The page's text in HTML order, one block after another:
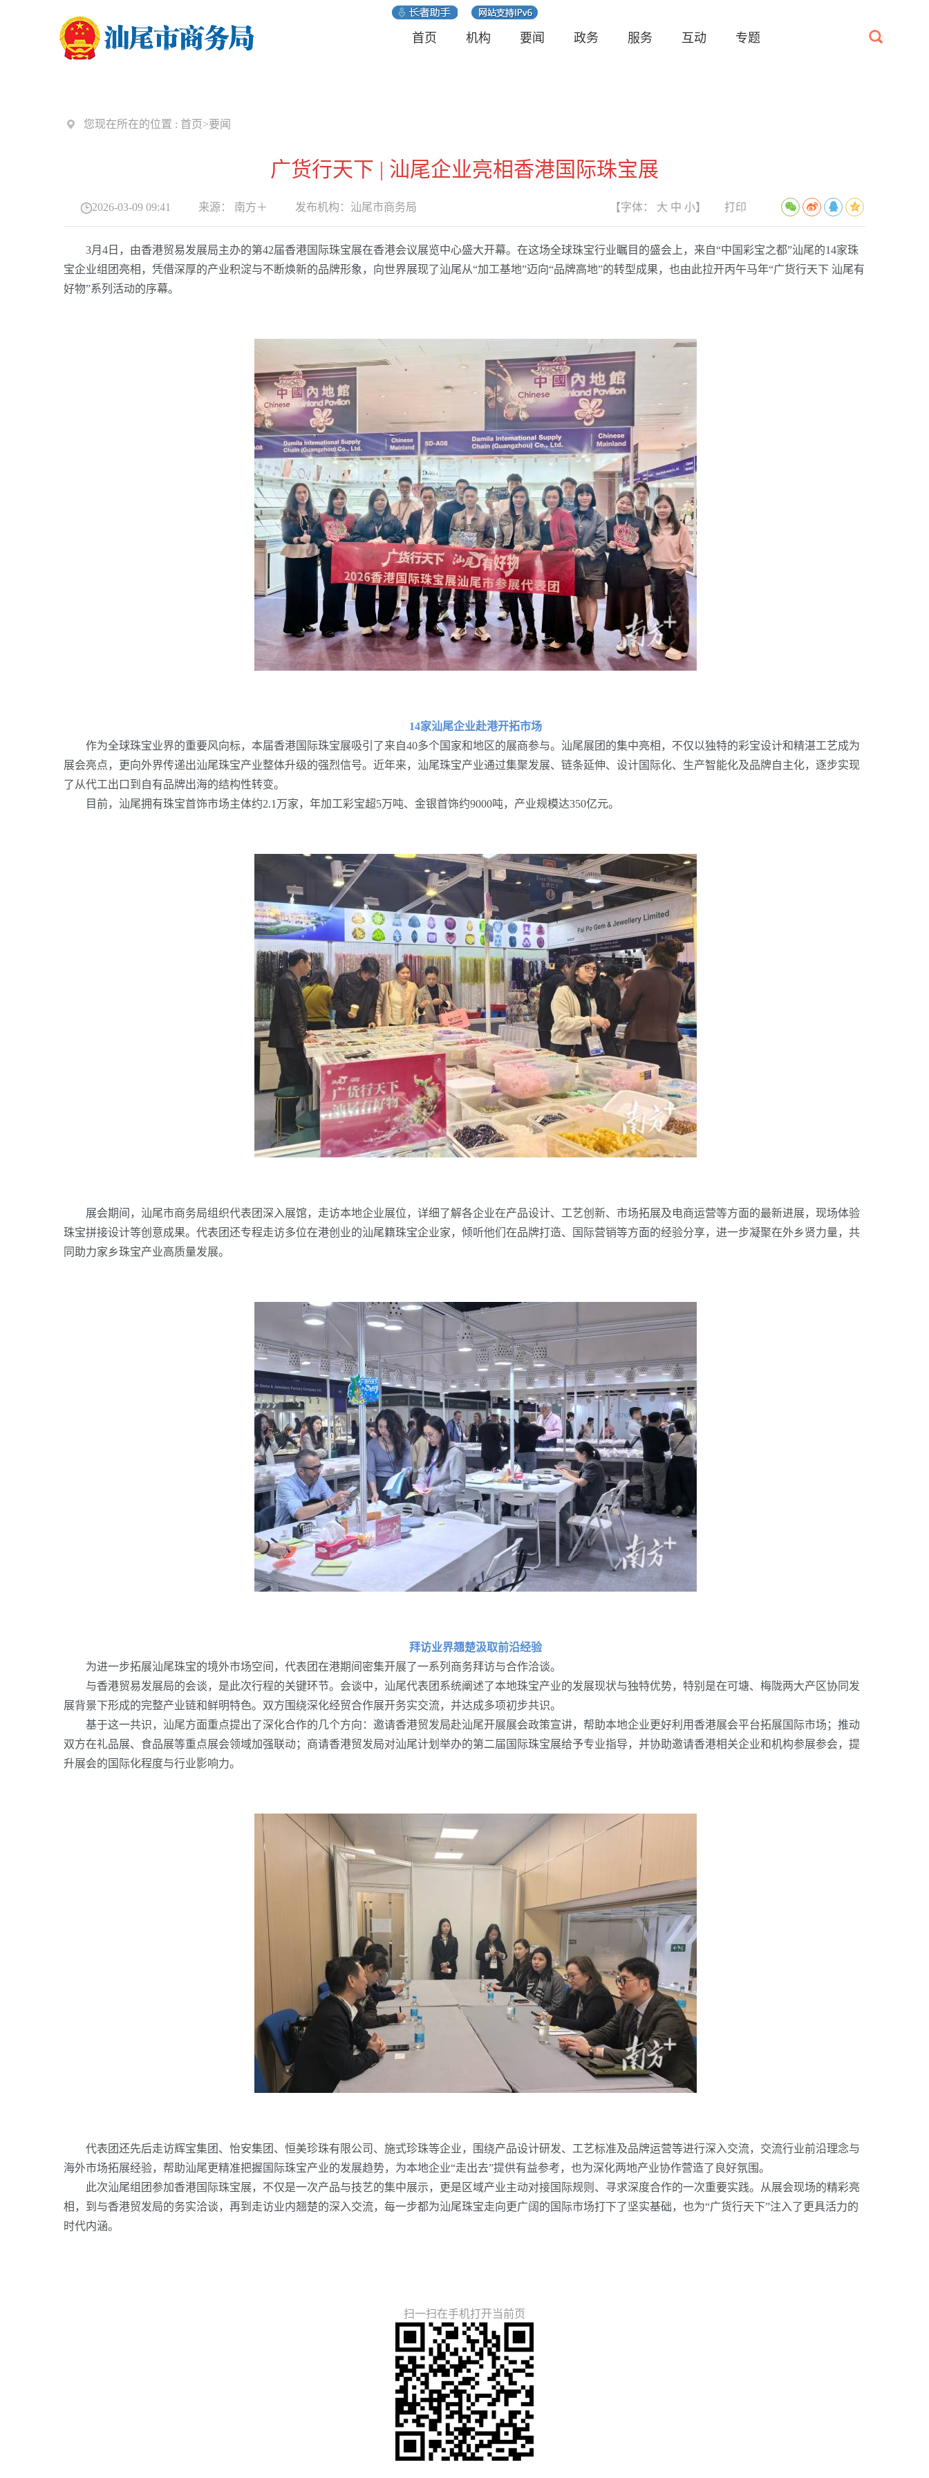
首页 机构 要闻 政务 服务 互动 专题
您现在所在的位置 : 首页>要闻
广货行天下 | 汕尾企业亮相香港国际珠宝展
2026-03-09 09:41 来源： 南方＋ 发布机构： 汕尾市商务局 【字体： 大 中 小】 打印
3月4日，由香港贸易发展局主办的第42届香港国际珠宝展在香港会议展览中心盛大开幕。在这场全球珠宝行业瞩目的盛会上，来自“中国彩宝之都”汕尾的14家珠
宝企业组团亮相，凭借深厚的产业积淀与不断焕新的品牌形象，向世界展现了汕尾从“加工基地”迈向“品牌高地”的转型成果，也由此拉开丙午马年“广货行天下 汕尾有
好物”系列活动的序幕。
14家汕尾企业赴港开拓市场
作为全球珠宝业界的重要风向标，本届香港国际珠宝展吸引了来自40多个国家和地区的展商参与。汕尾展团的集中亮相，不仅以独特的彩宝设计和精湛工艺成为
展会亮点，更向外界传递出汕尾珠宝产业整体升级的强烈信号。近年来，汕尾珠宝产业通过集聚发展、链条延伸、设计国际化、生产智能化及品牌自主化，逐步实现
了从代工出口到自有品牌出海的结构性转变。
目前，汕尾拥有珠宝首饰市场主体约2.1万家，年加工彩宝超5万吨、金银首饰约9000吨，产业规模达350亿元。
展会期间，汕尾市商务局组织代表团深入展馆，走访本地企业展位，详细了解各企业在产品设计、工艺创新、市场拓展及电商运营等方面的最新进展，现场体验
珠宝拼接设计等创意成果。代表团还专程走访多位在港创业的汕尾籍珠宝企业家，倾听他们在品牌打造、国际营销等方面的经验分享，进一步凝聚在外乡贤力量，共
同助力家乡珠宝产业高质量发展。
拜访业界翘楚汲取前沿经验
为进一步拓展汕尾珠宝的境外市场空间，代表团在港期间密集开展了一系列商务拜访与合作洽谈。
与香港贸易发展局的会谈，是此次行程的关键环节。会谈中，汕尾代表团系统阐述了本地珠宝产业的发展现状与独特优势，特别是在可塘、梅陇两大产区协同发
展背景下形成的完整产业链和鲜明特色。双方围绕深化经贸合作展开务实交流，并达成多项初步共识。
基于这一共识，汕尾方面重点提出了深化合作的几个方向：邀请香港贸发局赴汕尾开展展会政策宣讲，帮助本地企业更好利用香港展会平台拓展国际市场；推动
双方在礼品展、食品展等重点展会领域加强联动；商请香港贸发局对汕尾计划举办的第二届国际珠宝展给予专业指导，并协助邀请香港相关企业和机构参展参会，提
升展会的国际化程度与行业影响力。
代表团还先后走访辉宝集团、怡安集团、恒美珍珠有限公司、施式珍珠等企业，围绕产品设计研发、工艺标准及品牌运营等进行深入交流，交流行业前沿理念与
海外市场拓展经验，帮助汕尾更精准把握国际珠宝产业的发展趋势，为本地企业“走出去”提供有益参考，也为深化两地产业协作营造了良好氛围。
此次汕尾组团参加香港国际珠宝展，不仅是一次产品与技艺的集中展示，更是区域产业主动对接国际规则、寻求深度合作的一次重要实践。从展会现场的精彩亮
相，到与香港贸发局的务实洽谈，再到走访业内翘楚的深入交流，每一步都为汕尾珠宝走向更广阔的国际市场打下了坚实基础，也为“广货行天下”注入了更具活力的
时代内涵。
扫一扫在手机打开当前页